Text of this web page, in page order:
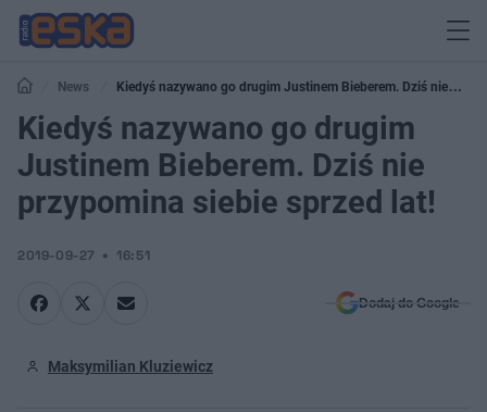
News
Kiedyś nazywano go drugim Justinem Bieberem. Dziś nie
przypomina siebie sprzed lat!
Kiedyś nazywano go drugim
Justinem Bieberem. Dziś nie
przypomina siebie sprzed lat!
2019-09-27 16:51
Dodaj do Google
Maksymilian Kluziewicz